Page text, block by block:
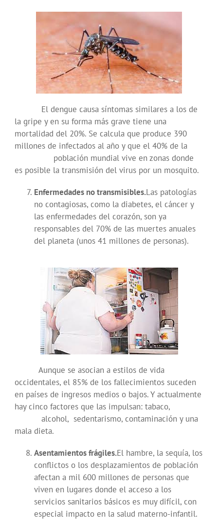
El dengue causa síntomas similares a los de
la gripe y en su forma más grave tiene una
mortalidad del 20%. Se calcula que produce 390
millones de infectados al año y que el 40% de la
población mundial vive en zonas donde
es posible la transmisión del virus por un mosquito.
Enfermedades no transmisibles.Las patologías
no contagiosas, como la diabetes, el cáncer y
las enfermedades del corazón, son ya
responsables del 70% de las muertes anuales
del planeta (unos 41 millones de personas).
Aunque se asocian a estilos de vida
occidentales, el 85% de los fallecimientos suceden
en países de ingresos medios o bajos. Y actualmente
hay cinco factores que las impulsan: tabaco,
alcohol, sedentarismo, contaminación y una
mala dieta.
Asentamientos frágiles.El hambre, la sequía, los
conflictos o los desplazamientos de población
afectan a mil 600 millones de personas que
viven en lugares donde el acceso a los
servicios sanitarios básicos es muy difícil, con
especial impacto en la salud materno-infantil.